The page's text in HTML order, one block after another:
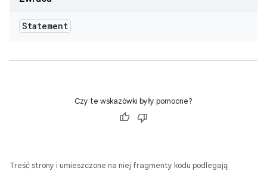
Statement
Czy te wskazówki były pomocne?
Treść strony i umieszczone na niej fragmenty kodu podlegają